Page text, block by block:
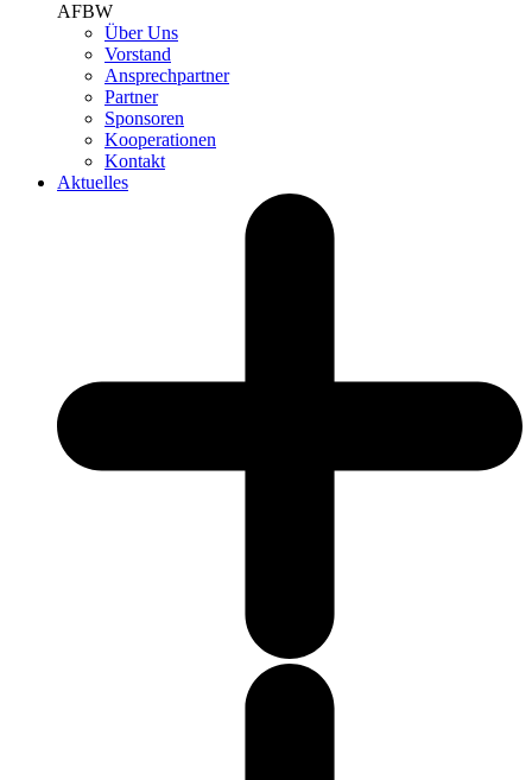
AFBW
Über Uns
Vorstand
Ansprechpartner
Partner
Sponsoren
Kooperationen
Kontakt
Aktuelles